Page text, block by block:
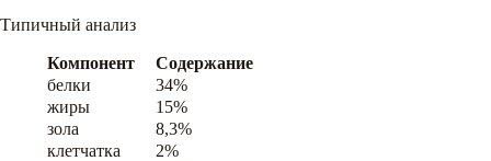
Типичный анализ
Компонент
Содержание
белки
34%
жиры
15%
зола
8,3%
клетчатка
2%